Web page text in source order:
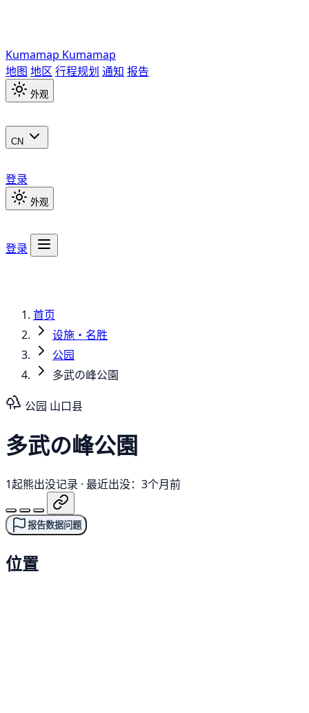
Kumamap Kumamap
地图 地区 行程规划 通知 报告
外观
CN
登录
外观
登录
首页
设施・名胜
公园
多武の峰公園
公园 山口县
多武の峰公園
1起熊出没记录 · 最近出没：3个月前
报告数据问题
位置